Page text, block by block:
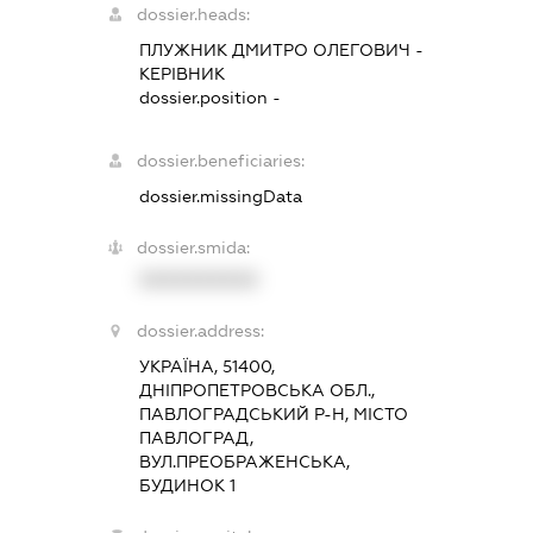
dossier.heads:
ПЛУЖНИК ДМИТРО ОЛЕГОВИЧ -
КЕРІВНИК
dossier.position -
dossier.beneficiaries:
dossier.missingData
dossier.smida:
dossier.address:
УКРАЇНА, 51400,
ДНІПРОПЕТРОВСЬКА ОБЛ.,
ПАВЛОГРАДСЬКИЙ Р-Н, МІСТО
ПАВЛОГРАД,
ВУЛ.ПРЕОБРАЖЕНСЬКА,
БУДИНОК 1